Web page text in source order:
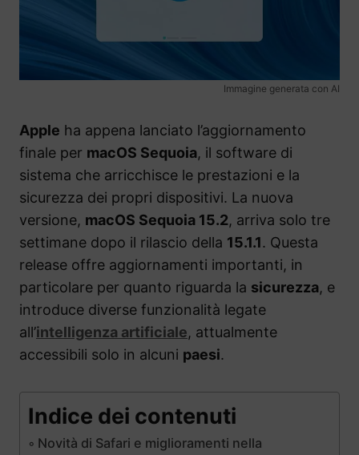
Immagine generata con AI
Apple ha appena lanciato l’aggiornamento
finale per macOS Sequoia, il software di
sistema che arricchisce le prestazioni e la
sicurezza dei propri dispositivi. La nuova
versione, macOS Sequoia 15.2, arriva solo tre
settimane dopo il rilascio della 15.1.1. Questa
release offre aggiornamenti importanti, in
particolare per quanto riguarda la sicurezza, e
introduce diverse funzionalità legate
all’intelligenza artificiale, attualmente
accessibili solo in alcuni paesi.
Indice dei contenuti
Novità di Safari e miglioramenti nella